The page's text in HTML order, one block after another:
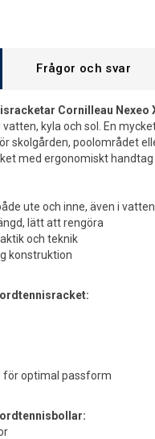
Frågor och svar
Cornilleau Nexeo
kyla och sol. En
skolgården, poolområdet
med ergonomiskt
ute och inne, även i vatten
lätt att rengöra
och teknik
konstruktion
för optimal passform